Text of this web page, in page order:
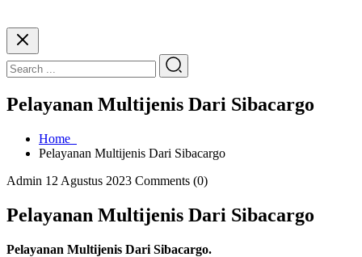
Pelayanan Multijenis Dari Sibacargo
Home
Pelayanan Multijenis Dari Sibacargo
Admin 12 Agustus 2023 Comments (0)
Pelayanan Multijenis Dari Sibacargo
Pelayanan Multijenis Dari Sibacargo.